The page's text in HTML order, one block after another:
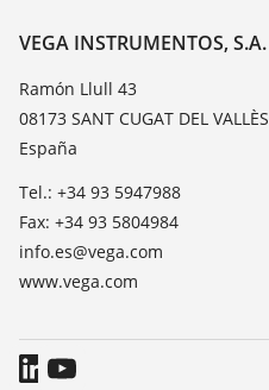
Lista de resistencias
TeamViewer
Contacto
Notícias
Prensa
Blog
VEGA INSTRUMENTOS, S.A.
Ramón Llull 43
08173 SANT CUGAT DEL VALLÈS
España
Tel.: +34 93 5947988
Fax: +34 93 5804984
info.es@vega.com
www.vega.com